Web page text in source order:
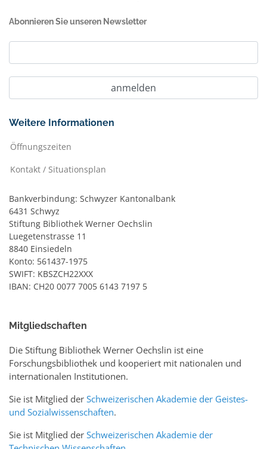
Abonnieren Sie unseren Newsletter
Weitere Informationen
Öffnungszeiten
Kontakt / Situationsplan
Bankverbindung: Schwyzer Kantonalbank
6431 Schwyz
Stiftung Bibliothek Werner Oechslin
Luegetenstrasse 11
8840 Einsiedeln
Konto: 561437-1975
SWIFT: KBSZCH22XXX
IBAN: CH20 0077 7005 6143 7197 5
Mitgliedschaften
Die Stiftung Bibliothek Werner Oechslin ist eine
Forschungsbibliothek und kooperiert mit nationalen und
internationalen Institutionen.
Sie ist Mitglied der Schweizerischen Akademie der Geistes-
und Sozialwissenschaften.
Sie ist Mitglied der Schweizerischen Akademie der